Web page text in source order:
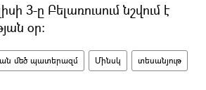
3-ը Բելառուսում նշվում է
օր։
մեծ պատերազմ Մինսկ տեսանյութ